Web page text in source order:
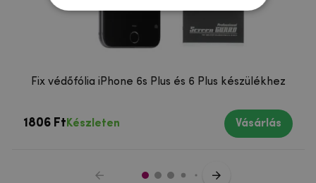
Fix védőfólia iPhone 6s Plus és 6 Plus készülékhez
1806 Ft Készleten Vásárlás